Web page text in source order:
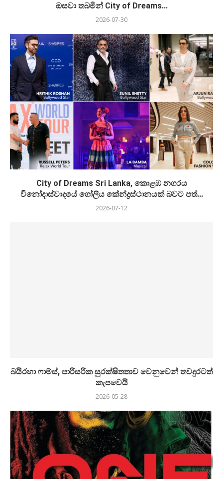
ඔසවා තබමින් City of Dreams...
2026-07-30
City of Dreams Sri Lanka, කොළඹ නගරය
විනෝදාස්වාදයේ ගෝලීය කේන්ද්‍රස්ථානයක් බවට පත්...
2026-07-12
බයිරහා ෆාම්ස්, පාරිසරික සුරක්ෂිතතාව වෙනුවෙන් තවදුරටත්
කැපවෙයි
2026-05-28